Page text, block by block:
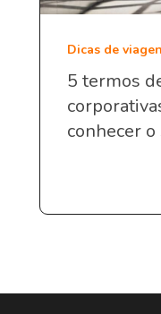
Dicas de
5 termos
conhecer